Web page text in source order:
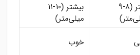
کمتر (8-9
بیشتر (10-11
میلی‌متر)
خوب